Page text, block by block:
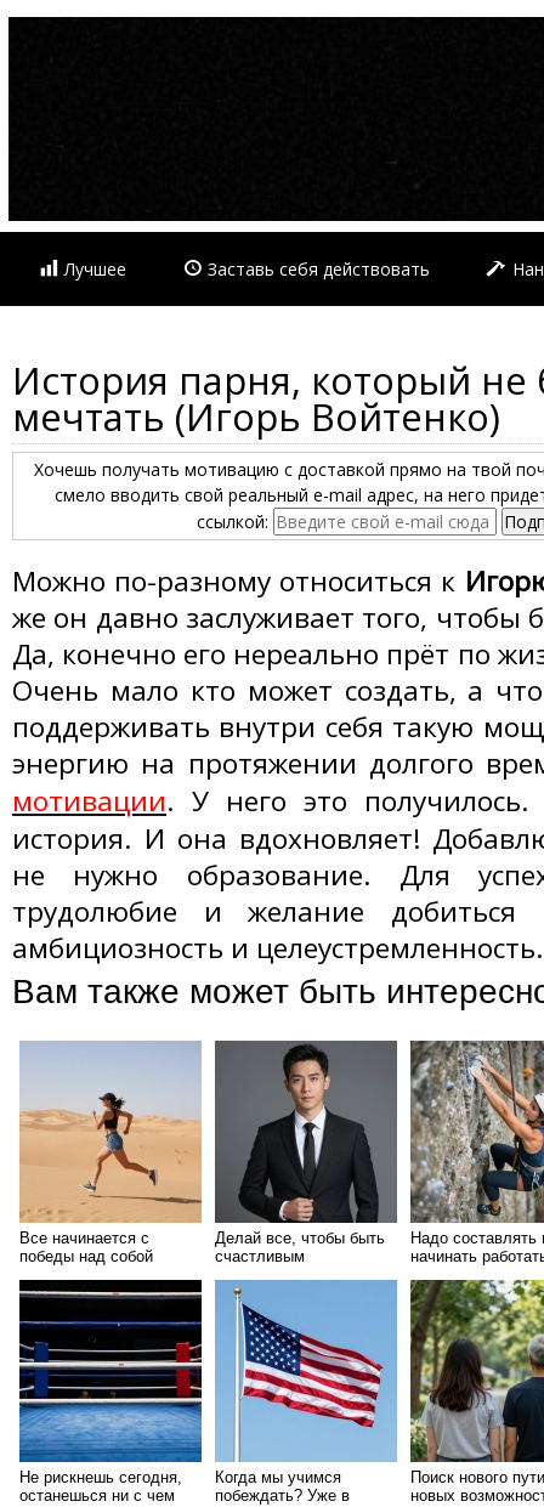
Лучшее Заставь себя действовать
История парня, который не
мечтать (Игорь Войтенко)
Хочешь получать мотивацию с доставкой прямо на твой
смело вводить свой реальный e-mail адрес, на него
ссылкой:
Можно по-разному относиться к
же он давно заслуживает того, чтобы
Да, конечно его нереально прёт по
Очень мало кто может создать, а
поддерживать внутри себя такую
энергию на протяжении долгого
мотивации. У него это
история. И она вдохновляет!
не нужно образование. Для
трудолюбие и желание добиться
амбициозность и целеустремленность.
Вам также может быть
Все начинается с
победы над собой
Делай все, чтобы быть
счастливым
Надо составлять
начинать
Не рискнешь сегодня,
останешься ни с чем
Когда мы учимся
побеждать? Уже в
Поиск нового
новых